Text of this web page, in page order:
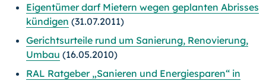
Eigentümer darf Mietern wegen geplanten Abrisses
kündigen (31.07.2011)
Gerichtsurteile rund um Sanierung, Renovierung,
Umbau (16.05.2010)
RAL Ratgeber „Sanieren und Energiesparen“ in